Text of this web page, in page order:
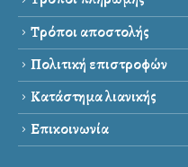
Τρόποι αποστολής
Πολιτική επιστροφών
Κατάστημα λιανικής
Επικοινωνία